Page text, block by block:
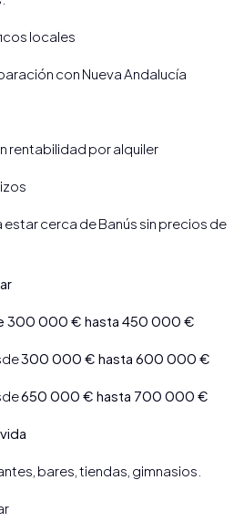
locales
con Nueva Andalucía
rentabilidad por alquiler
estar cerca de Banús sin precios de
300 000 € hasta 450 000 €
300 000 € hasta 600 000 €
650 000 € hasta 700 000 €
bares, tiendas, gimnasios.